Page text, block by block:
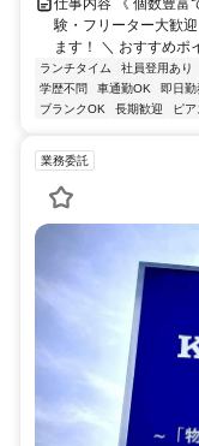
仕事内容 《 個数豊富
験・フリーター大歓
ます！ ＼ おすすめポ
ランチタイム 社員登用あり
学歴不問
車通勤OK 即日
ブランクOK
長期歓迎 ピ
業務委託